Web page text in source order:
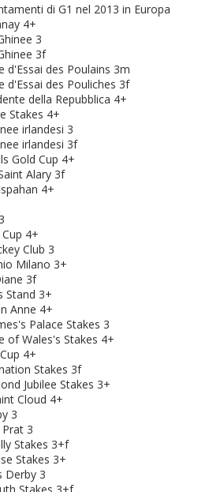
di G1 nel 2013 in Europa
4+
3
3f
d'Essai des Poulains 3m
d'Essai des Pouliches 3f
della Repubblica 4+
Stakes 4+
irlandesi 3
irlandesi 3f
Gold Cup 4+
Alary 3f
4+
4+
Club 3
Milano 3+
3f
Stand 3+
Anne 4+
Palace Stakes 3
of Wales's Stakes 4+
4+
Stakes 3f
Jubilee Stakes 3+
Cloud 4+
3
Prat 3
Stakes 3+f
Stakes 3+
Derby 3
Stakes 3+f